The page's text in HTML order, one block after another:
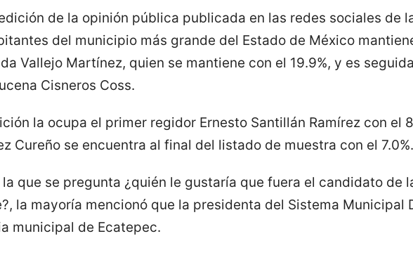
de la opinión pública publicada en las redes sociales de
del municipio más grande del Estado de México
Vallejo Martínez, quien se mantiene con el 19.9%, y es
Cisneros Coss.
la ocupa el primer regidor Ernesto Santillán Ramírez con el
Cureño se encuentra al final del listado de muestra con el 7.0%.
que se pregunta ¿quién le gustaría que fuera el candidato de
la mayoría mencionó que la presidenta del Sistema Municipal
municipal de Ecatepec.